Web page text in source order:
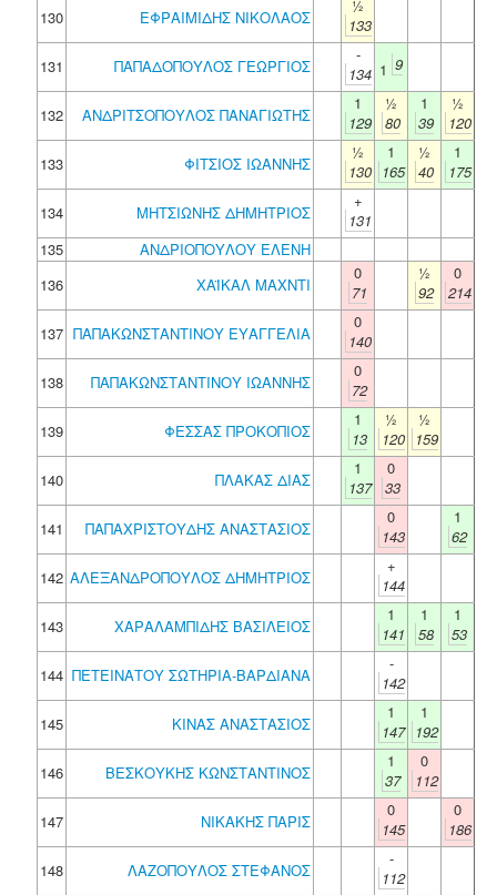
130 ΕΦΡΑΙΜΙΔΗΣ ΝΙΚΟΛΑΟΣ
½
133
131
ΠΑΠΑΔΟΠΟΥΛΟΣ ΓΕΩΡΓΙΟΣ
-
134 1 9
132 ΑΝΔΡΙΤΣΟΠΟΥΛΟΣ ΠΑΝΑΓΙΩΤΗΣ
1
129
½
80
1
39
½
120
133
ΦΙΤΣΙΟΣ ΙΩΑΝΝΗΣ
½
130
1
165
½
40
1
175
134
ΜΗΤΣΙΩΝΗΣ ΔΗΜΗΤΡΙΟΣ
+
131
135
ΑΝΔΡΙΟΠΟΥΛΟΥ ΕΛΕΝΗ
136
ΧΑΪΚΑΛ ΜΑΧΝΤΙ
0
71
½
92
0
214
137 ΠΑΠΑΚΩΝΣΤΑΝΤΙΝΟΥ ΕΥΑΓΓΕΛΙΑ
0
140
138
ΠΑΠΑΚΩΝΣΤΑΝΤΙΝΟΥ ΙΩΑΝΝΗΣ
0
72
139
ΦΕΣΣΑΣ ΠΡΟΚΟΠΙΟΣ
1
13
½
120
½
159
140
ΠΛΑΚΑΣ ΔΙΑΣ
1
137
0
33
141
ΠΑΠΑΧΡΙΣΤΟΥΔΗΣ ΑΝΑΣΤΑΣΙΟΣ
0
143
1
62
142 ΑΛΕΞΑΝΔΡΟΠΟΥΛΟΣ ΔΗΜΗΤΡΙΟΣ
+
144
143
ΧΑΡΑΛΑΜΠΙΔΗΣ ΒΑΣΙΛΕΙΟΣ
1
141
1
58
1
53
144 ΠΕΤΕΙΝΑΤΟΥ ΣΩΤΗΡΙΑ-ΒΑΡΔΙΑΝΑ
-
142
145
ΚΙΝΑΣ ΑΝΑΣΤΑΣΙΟΣ
1
147
1
192
146
ΒΕΣΚΟΥΚΗΣ ΚΩΝΣΤΑΝΤΙΝΟΣ
1
37
0
112
147
ΝΙΚΑΚΗΣ ΠΑΡΙΣ
0
145
0
186
148
ΛΑΖΟΠΟΥΛΟΣ ΣΤΕΦΑΝΟΣ
-
112